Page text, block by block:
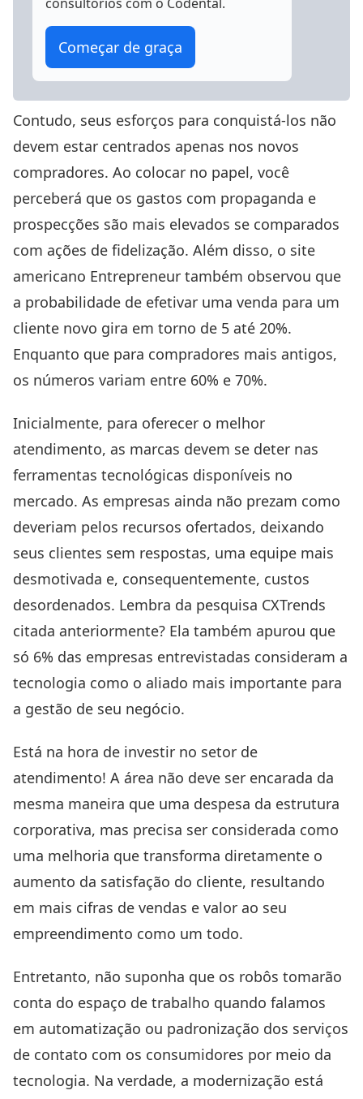
Começar de graça
Contudo, seus esforços para conquistá-los não
devem estar centrados apenas nos novos
compradores. Ao colocar no papel, você
perceberá que os gastos com propaganda e
prospecções são mais elevados se comparados
com ações de fidelização. Além disso, o site
americano Entrepreneur também observou que
a probabilidade de efetivar uma venda para um
cliente novo gira em torno de 5 até 20%.
Enquanto que para compradores mais antigos,
os números variam entre 60% e 70%.
Inicialmente, para oferecer o melhor
atendimento, as marcas devem se deter nas
ferramentas tecnológicas disponíveis no
mercado. As empresas ainda não prezam como
deveriam pelos recursos ofertados, deixando
seus clientes sem respostas, uma equipe mais
desmotivada e, consequentemente, custos
desordenados. Lembra da pesquisa CXTrends
citada anteriormente? Ela também apurou que
só 6% das empresas entrevistadas consideram a
tecnologia como o aliado mais importante para
a gestão de seu negócio.
Está na hora de investir no setor de
atendimento! A área não deve ser encarada da
mesma maneira que uma despesa da estrutura
corporativa, mas precisa ser considerada como
uma melhoria que transforma diretamente o
aumento da satisfação do cliente, resultando
em mais cifras de vendas e valor ao seu
empreendimento como um todo.
Entretanto, não suponha que os robôs tomarão
conta do espaço de trabalho quando falamos
em automatização ou padronização dos serviços
de contato com os consumidores por meio da
tecnologia. Na verdade, a modernização está